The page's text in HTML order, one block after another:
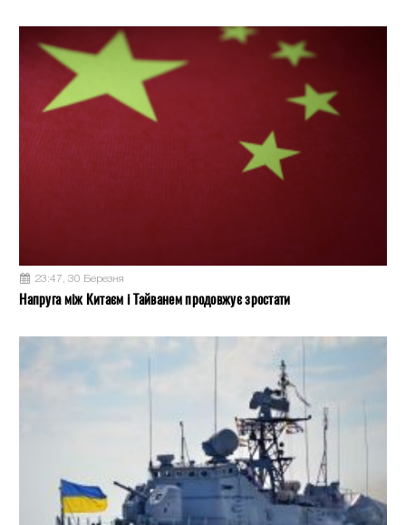
23:47, 30 Березня
Напруга між Китаєм і Тайванем продовжує зростати